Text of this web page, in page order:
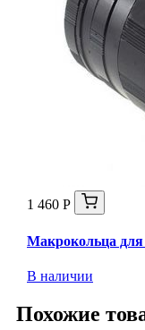
1 460 Р
Макрокольца для
В наличии
Похожие